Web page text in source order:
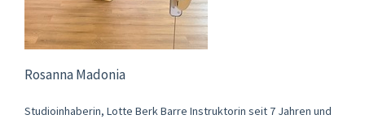
Rosanna Madonia
Studioinhaberin, Lotte Berk Barre Instruktorin seit 7 Jahren und